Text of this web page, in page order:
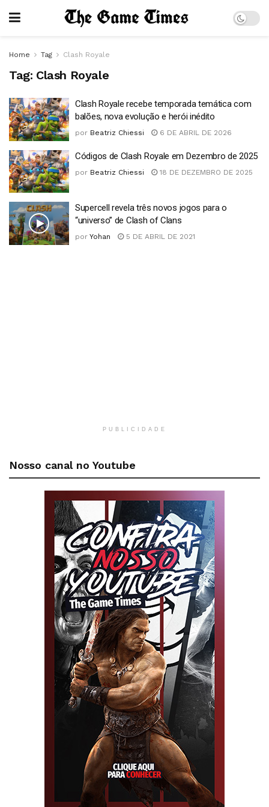
Home Tag Clash Royale
Tag: Clash Royale
Clash Royale recebe temporada temática com
balões, nova evolução e herói inédito
por Beatriz Chiessi 6 DE ABRIL DE 2026
Códigos de Clash Royale em Dezembro de 2025
por Beatriz Chiessi 18 DE DEZEMBRO DE 2025
Supercell revela três novos jogos para o
“universo” de Clash of Clans
por Yohan 5 DE ABRIL DE 2021
PUBLICIDADE
Nosso canal no Youtube